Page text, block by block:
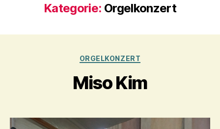
Kategorie: Orgelkonzert
Kategorien
ORGELKONZERT
Miso Kim